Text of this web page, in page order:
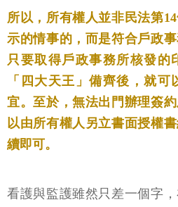
所以，所有權人並非民法第
示的情事的，而是符合戶政
只要取得戶政事務所核發的
「四大天王」備齊後，就
宜。至於，無法出門辦理簽
以由所有權人另立書面授權
續即可。
看護與監護雖然只差一個字